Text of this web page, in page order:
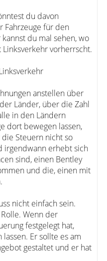
du davon
Fahrzeuge für den
du mal sehen, wo
vorherrscht.
anstellen über
Länder, über die Zahl
in den Ländern
dort bewegen lassen,
Steuern nicht so
irgendwann erhebt sich
sind, einen Bentley
und die, einen mit
nicht einfach sein.
Wenn der
festgelegt hat,
Er sollte es am
gestaltet und er hat